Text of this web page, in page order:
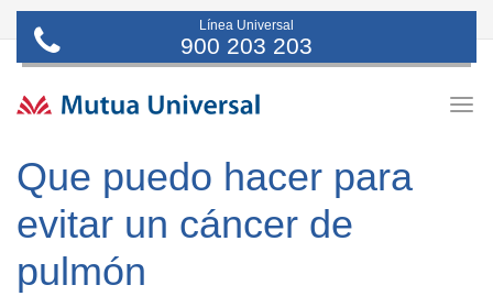
Línea Universal
900 203 203
Que puedo hacer para
evitar un cáncer de
pulmón